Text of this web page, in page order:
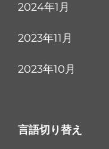
2024年1月
2023年11月
2023年10月
言語切り替え